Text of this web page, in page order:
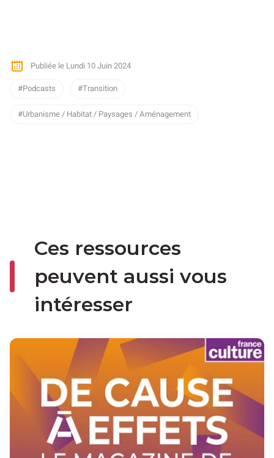
Publiée le Lundi 10 Juin 2024
Podcasts
Transition
Urbanisme / Habitat / Paysages / Aménagement
Ces ressources
peuvent aussi vous
intéresser